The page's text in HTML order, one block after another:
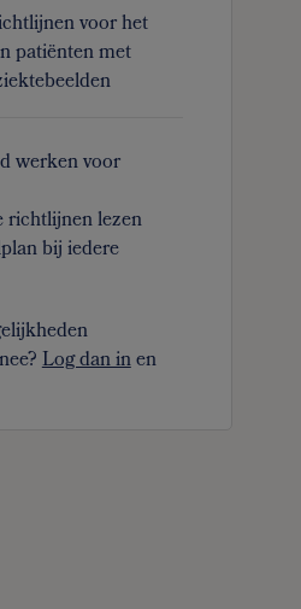
voor het
patiënten met
werken voor
richtlijnen lezen
bij iedere
Log dan inen